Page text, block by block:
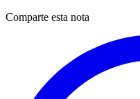
Comparte esta nota